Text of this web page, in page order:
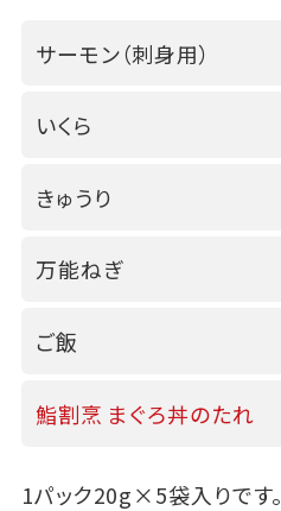
サーモン（刺身用）
いくら
きゅうり
万能ねぎ
ご飯
鮨割烹 まぐろ丼のたれ
1パック20g×5袋入りです。